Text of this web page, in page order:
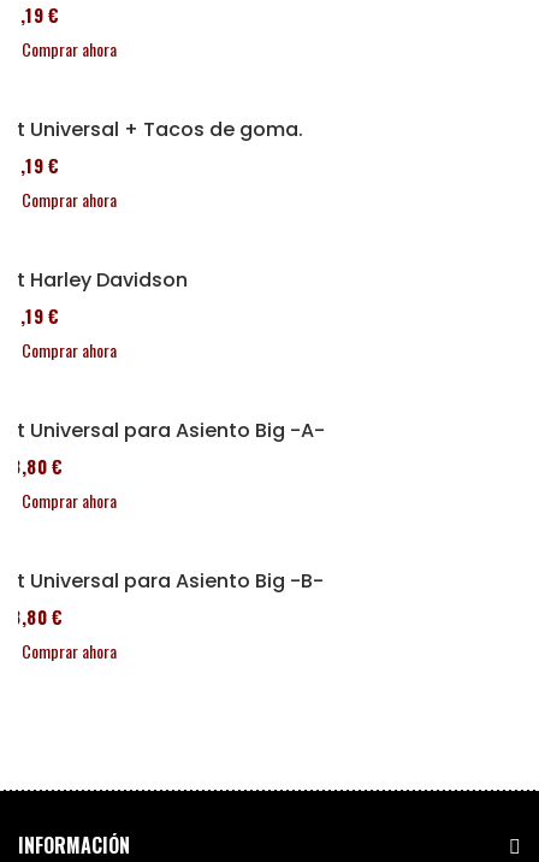
37,19 €
Comprar ahora
Kit Universal + Tacos de goma.
37,19 €
Comprar ahora
Kit Harley Davidson
37,19 €
Comprar ahora
Kit Universal para Asiento Big -A-
43,80 €
Comprar ahora
Kit Universal para Asiento Big -B-
43,80 €
Comprar ahora
INFORMACIÓN